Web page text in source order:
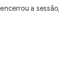
a sessão,